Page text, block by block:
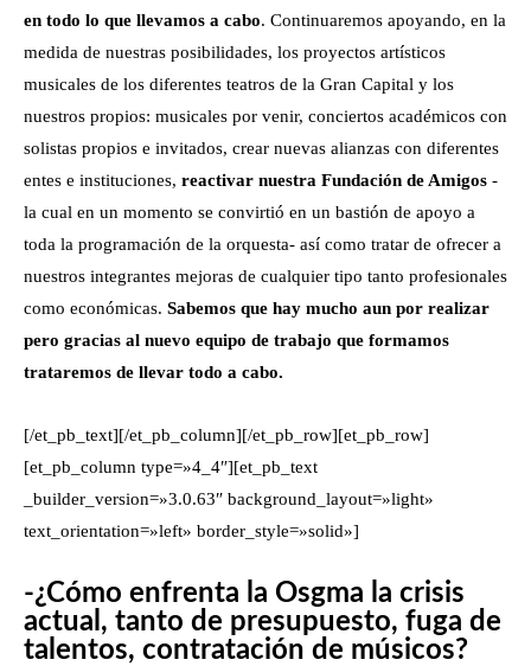
en todo lo que llevamos a cabo. Continuaremos apoyando, en la
medida de nuestras posibilidades, los proyectos artísticos
musicales de los diferentes teatros de la Gran Capital y los
nuestros propios: musicales por venir, conciertos académicos con
solistas propios e invitados, crear nuevas alianzas con diferentes
entes e instituciones, reactivar nuestra Fundación de Amigos -
la cual en un momento se convirtió en un bastión de apoyo a
toda la programación de la orquesta- así como tratar de ofrecer a
nuestros integrantes mejoras de cualquier tipo tanto profesionales
como económicas. Sabemos que hay mucho aun por realizar
pero gracias al nuevo equipo de trabajo que formamos
trataremos de llevar todo a cabo.
[/et_pb_text][/et_pb_column][/et_pb_row][et_pb_row]
[et_pb_column type=»4_4″][et_pb_text
_builder_version=»3.0.63″ background_layout=»light»
text_orientation=»left» border_style=»solid»]
-¿Cómo enfrenta la Osgma la crisis
actual, tanto de presupuesto, fuga de
talentos, contratación de músicos?